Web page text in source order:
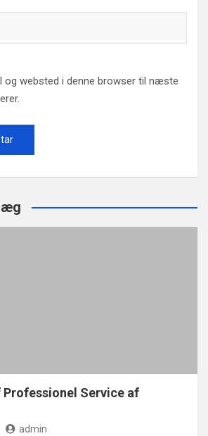
og websted i denne browser til næste
Service af
admin